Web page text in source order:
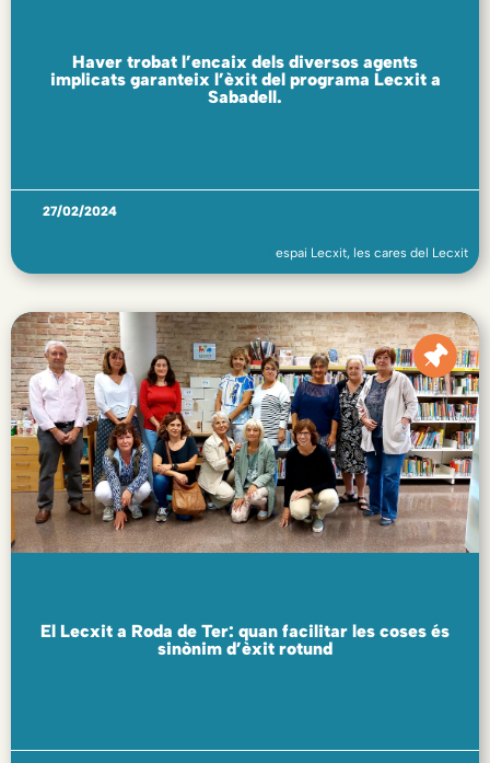
Haver trobat l’encaix dels diversos agents
implicats garanteix l’èxit del programa Lecxit a
Sabadell.
27/02/2024
espai Lecxit, les cares del Lecxit
El Lecxit a Roda de Ter: quan facilitar les coses és
sinònim d’èxit rotund